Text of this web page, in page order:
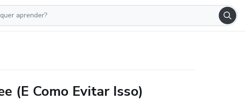
(E Como Evitar Isso)